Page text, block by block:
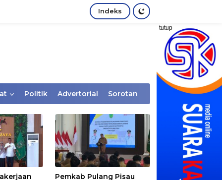
Indeks
tutup
Politik Advertorial Sorotan
Pemkab Pulang Pisau